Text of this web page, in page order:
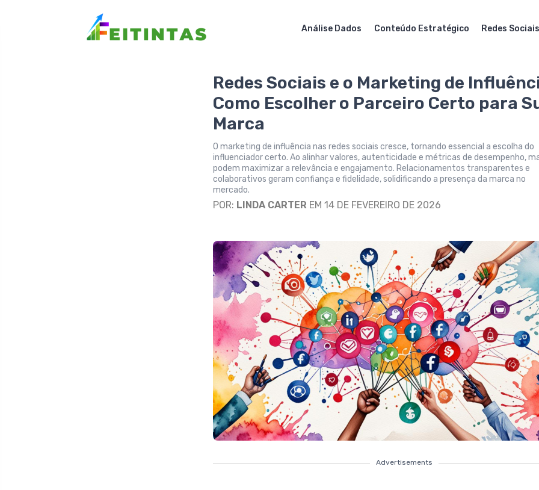
Análise Dados Conteúdo Estratégico Redes
Redes Sociais e o Marketing de
Como Escolher o Parceiro Certo para
Marca
O marketing de influência nas redes sociais cresce, tornando essencial a escolha do
influenciador certo. Ao alinhar valores, autenticidade e métricas de desempenho,
podem maximizar a relevância e engajamento. Relacionamentos transparentes e
colaborativos geram confiança e fidelidade, solidificando a presença da marca no
mercado.
POR: LINDA CARTER EM 14 DE FEVEREIRO DE 2026
Advertisements